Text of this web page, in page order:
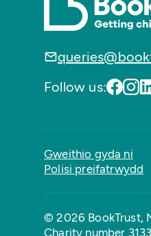
Follow us:
Gweithio gyda ni
Polisi preifatrwydd
© 2026 BookTrust,
Charity number